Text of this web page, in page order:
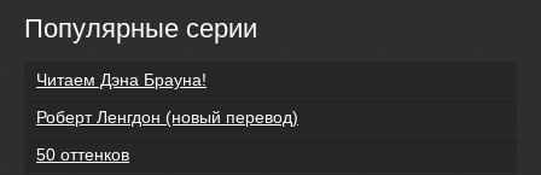
Популярные серии
Читаем Дэна Брауна!
Роберт Ленгдон (новый перевод)
50 оттенков